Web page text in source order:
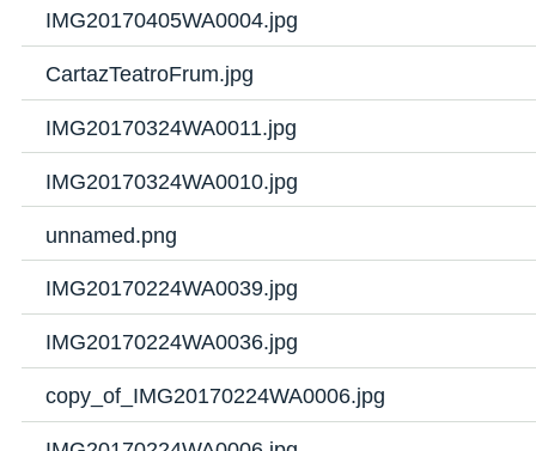
IMG20170405WA0004.jpg
CartazTeatroFrum.jpg
IMG20170324WA0011.jpg
IMG20170324WA0010.jpg
unnamed.png
IMG20170224WA0039.jpg
IMG20170224WA0036.jpg
copy_of_IMG20170224WA0006.jpg